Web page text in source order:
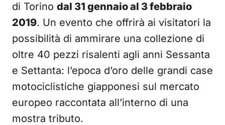
di Torino dal 31 gennaio al 3 febbraio
2019. Un evento che offrirà ai visitatori la
possibilità di ammirare una collezione di
oltre 40 pezzi risalenti agli anni Sessanta
e Settanta: l’epoca d’oro delle grandi case
motociclistiche giapponesi sul mercato
europeo raccontata all’interno di una
mostra tributo.